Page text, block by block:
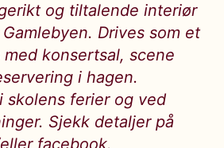
og tiltalende interiør
Drives som et
konsertsal, scene
i hagen.
skolens ferier og ved
Sjekk detaljer på
facebook.